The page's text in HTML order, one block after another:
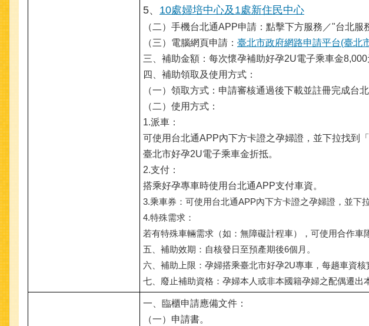
5、 10處婦培中心及1處新住民中心
（二）手機台北通APP申請：點擊下方服務／"台北
（三）電腦網頁申請： 臺北市政府網路申請平台(臺北
三、補助金額：每次懷孕補助好孕2U電子乘車金8,000
四、補助領取及使用方式：
（一）領取方式：申請審核通過後下載並註冊完成台
（二）使用方式：
1.派車：
可使用台北通APP內下方卡證之孕婦證，並下拉找到
臺北市好孕2U電子乘車金折抵。
2.支付：
搭乘好孕專車時使用台北通APP支付車資。
3.乘車券：可使用台北通APP內下方卡證之孕婦證，並下
4.特殊需求：
若有特殊車輛需求（如：無障礙計程車），可使用合作車
五、補助效期：自核發日至預產期後6個月。
六、補助上限：孕婦搭乘臺北市好孕2U專車，每趟車資核
七、廢止補助資格：孕婦本人或非本國籍孕婦之配偶遷出
一、臨櫃申請應備文件：
（一）申請書。